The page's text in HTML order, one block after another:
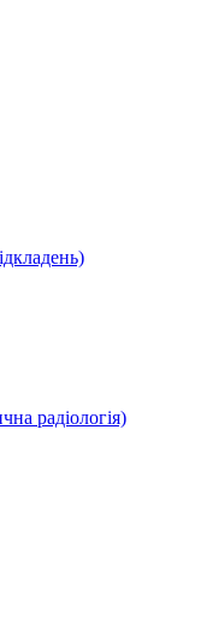
радіологія)